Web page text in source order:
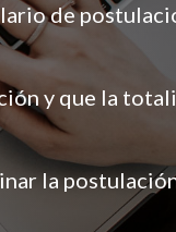
de
y que la
la